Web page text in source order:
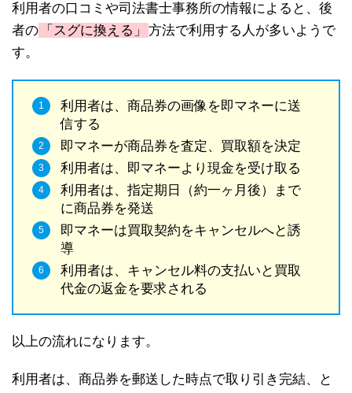
利用者の口コミや司法書士事務所の情報によると、後
者の
「スグに換える」
方法で利用する人が多いようで
す。
利用者は、商品券の画像を即マネーに送
信する
即マネーが商品券を査定、買取額を決定
利用者は、即マネーより現金を受け取る
利用者は、指定期日（約一ヶ月後）まで
に商品券を発送
即マネーは買取契約をキャンセルへと誘
導
利用者は、キャンセル料の支払いと買取
代金の返金を要求される
以上の流れになります。
利用者は、商品券を郵送した時点で取り引き完結、と